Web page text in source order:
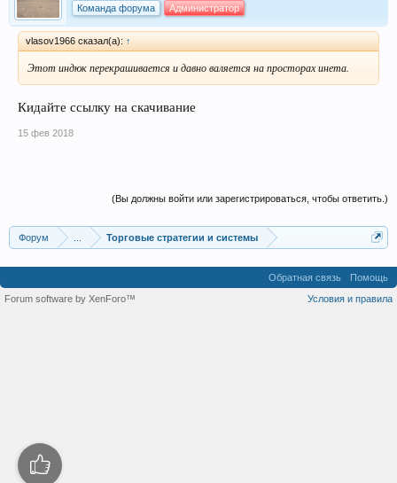
Команда форума
Администратор
vlasov1966 сказал(а): ↑
Этот индюк перекрашивается и давно валяется на просторах инета.
Кидайте ссылку на скачивание
15 фев 2018
(Вы должны войти или зарегистрироваться, чтобы ответить.)
Форум Торговые стратегии и системы
Обратная связь
Помощь
Условия и правила
Forum software by XenForo™